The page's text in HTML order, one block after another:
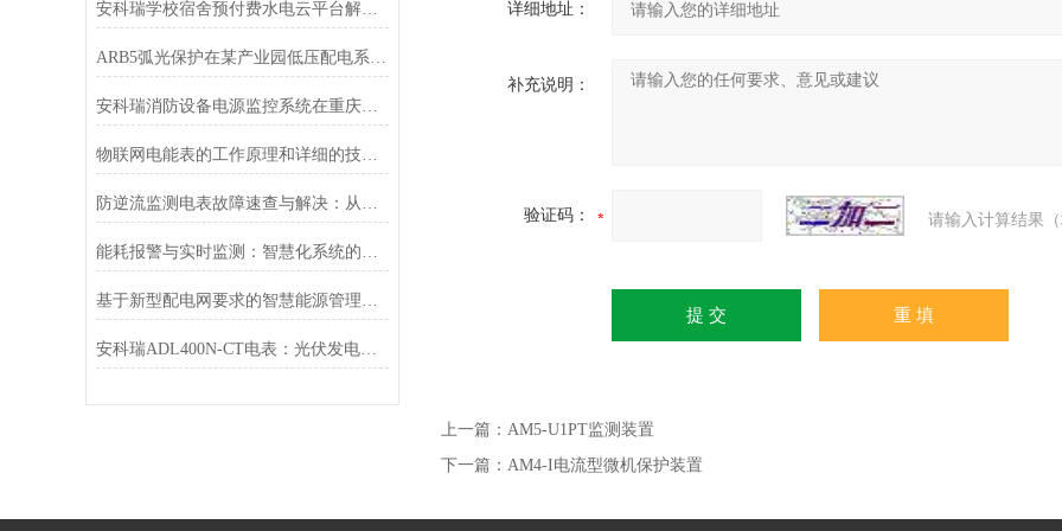
安科瑞学校宿舍预付费水电云平台解决方案
ARB5弧光保护在某产业园低压配电系统的应用
安科瑞消防设备电源监控系统在重庆杜拉维特厂房项目的设计与应用
物联网电能表的工作原理和详细的技术参数介绍
防逆流监测电表故障速查与解决：从异常定位到修复的全流程方案
能耗报警与实时监测：智慧化系统的安全防线
基于新型配电网要求的智慧能源管理平台设计 ​
安科瑞ADL400N-CT电表：光伏发电防逆流管理的智能利器
详细地址：
补充说明：
验证码： 请输入计算结果
上一篇： AM5-U1PT监测装置
下一篇： AM4-I电流型微机保护装置